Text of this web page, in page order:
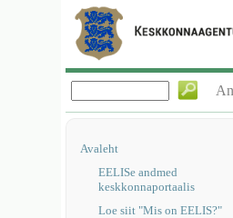
Avaleht
EELISe andmed
keskkonnaportaalis
Loe siit "Mis on EELIS?"